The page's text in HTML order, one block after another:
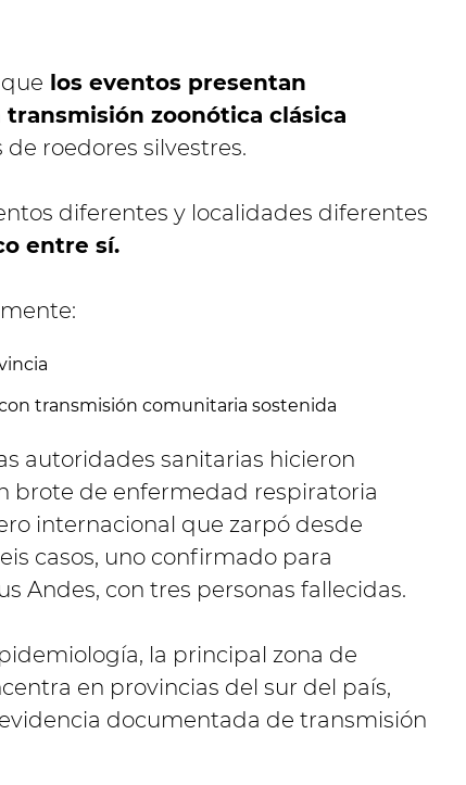
los eventos presentan
zoonótica clásica
roedores silvestres.
diferentes y localidades diferentes
entre sí.
transmisión comunitaria sostenida
autoridades sanitarias hicieron
brote de enfermedad respiratoria
internacional que zarpó desde
casos, uno confirmado para
Andes, con tres personas fallecidas.
la principal zona de
en provincias del sur del país,
documentada de transmisión